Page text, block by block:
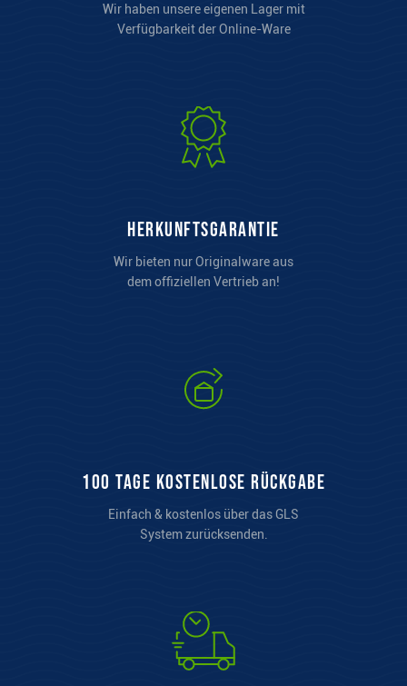
Wir haben unsere eigenen Lager mit
Verfügbarkeit der Online-Ware
Herkunftsgarantie
Wir bieten nur Originalware aus
dem offiziellen Vertrieb an!
100 Tage kostenlose Rückgabe
Einfach & kostenlos über das GLS
System zurücksenden.